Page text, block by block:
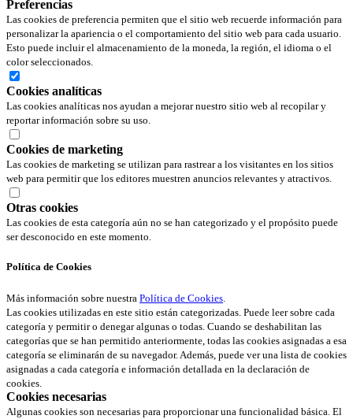
Preferencias
Las cookies de preferencia permiten que el sitio web recuerde información para
personalizar la apariencia o el comportamiento del sitio web para cada usuario.
Esto puede incluir el almacenamiento de la moneda, la región, el idioma o el
color seleccionados.
Cookies analíticas
Las cookies analíticas nos ayudan a mejorar nuestro sitio web al recopilar y
reportar información sobre su uso.
Cookies de marketing
Las cookies de marketing se utilizan para rastrear a los visitantes en los sitios
web para permitir que los editores muestren anuncios relevantes y atractivos.
Otras cookies
Las cookies de esta categoría aún no se han categorizado y el propósito puede
ser desconocido en este momento.
Política de Cookies
Más información sobre nuestra Política de Cookies.
Las cookies utilizadas en este sitio están categorizadas. Puede leer sobre cada
categoría y permitir o denegar algunas o todas. Cuando se deshabilitan las
categorías que se han permitido anteriormente, todas las cookies asignadas a esa
categoría se eliminarán de su navegador. Además, puede ver una lista de cookies
asignadas a cada categoría e información detallada en la declaración de
cookies.
Cookies necesarias
Algunas cookies son necesarias para proporcionar una funcionalidad básica. El